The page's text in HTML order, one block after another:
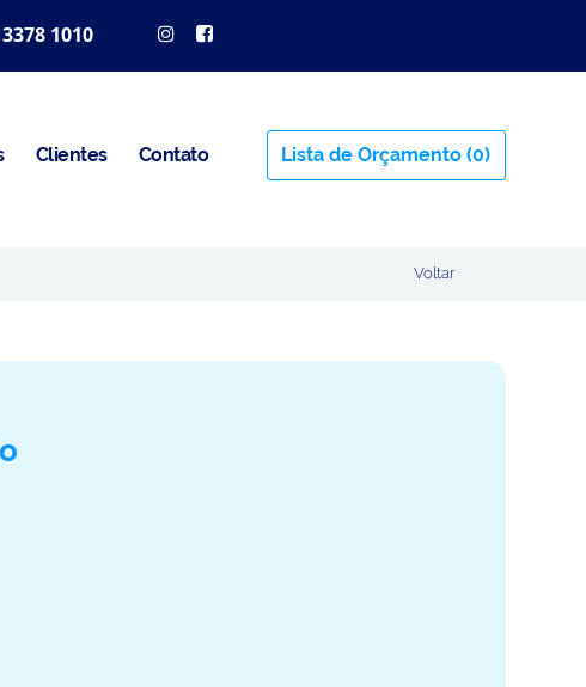
1010
Clientes Contato Lista de Orçamento (0)
Voltar